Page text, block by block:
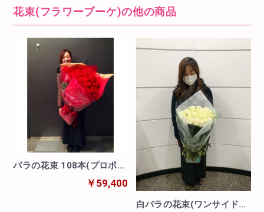
花束(フラワーブーケ)の他の商品
バラの花束 108本(プロポー
￥59,400
白バラの花束(ワンサイドタ